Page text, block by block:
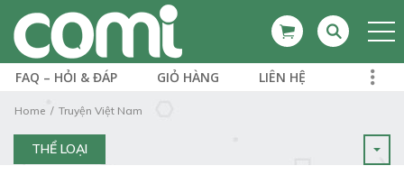
FAQ – HỎI & ĐÁP GIỎ HÀNG LIÊN HỆ
Home Truyện Việt Nam
THỂ LOẠI